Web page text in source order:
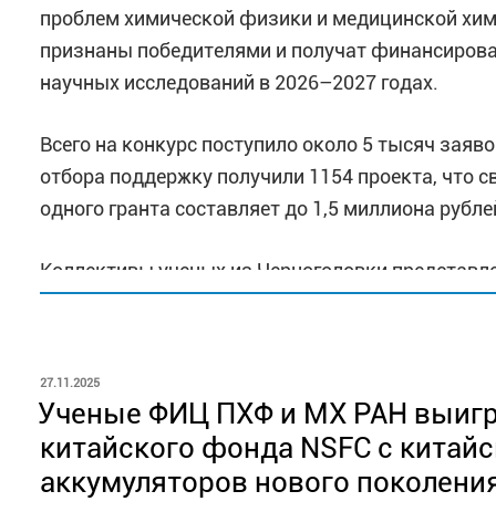
проблем химической физики и медицинской
признаны победителями и получат
научных исследований в 2026–2027 годах.
Всего на конкурс поступило около 5 тысяч
отбора поддержку получили 1154 проекта, что
одного гранта составляет до 1,5 миллиона
Коллективы ученых из Черноголовки
солнечных батарей» (руководитель —
· № 25-23-00895 — «Синтез АФК-активируемых
—Семаков А.В. ).
ОПУБЛИКОВАНО
27.11.2025
Ученые ФИЦ ПХФ и МХ РАН
китайского фонда NSFC с
аккумуляторов нового